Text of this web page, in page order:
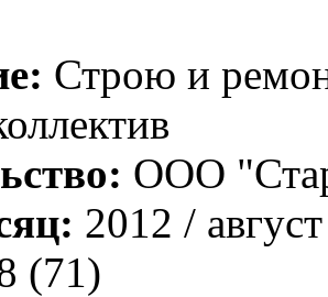
Строю и
ООО
2012 / август
(71)